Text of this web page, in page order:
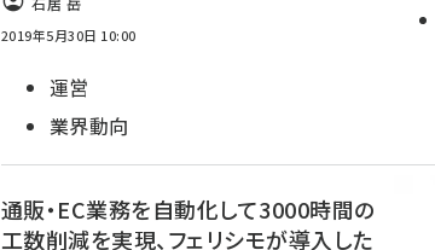
2019年5月30日 10:00
運営
業界動向
通販・EC業務を自動化して3000時間の
工数削減を実現、フェリシモが導入した